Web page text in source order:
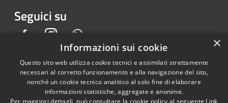
Seguici su
FacebookInstagram
Accessibilità
Copyright © 2026 • Comune di
Piedimonte San Germano •
×
Informazioni sui cookie
Questo sito web utilizza cookie tecnici e assimilati strettamente
necessari al corretto funzionamento e alla navigazione del sito,
nonché un cookie tecnico analitico al solo fine di elaborare
informazioni statistiche, aggregate e anonime.
Per maggiori dettagli, può consultare la cookie policy al seguente Link